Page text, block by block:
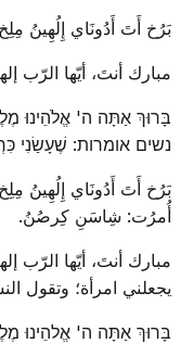
بَرُخ أَتَ أَدُونَاي إِلُهِينُ
مبارك أنتَ، أيّها الرّب
בָּרוּךְ אַתָּה ה' אֱלֹהֵינוּ
נשים אומרות: שֶׁעָשַׂנִי
بَرُخ أَتَ أَدُونَاي إِلُهِينُ
أُمرُت: شِاسَنِ كِرصُنُ.
مبارك أنتَ، أيّها الرّب
يجعلني امرأة؛ وتقول
בָּרוּךְ אַתָּה ה' אֱלהֵינוּ